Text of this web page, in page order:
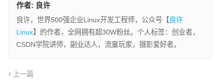
作者: 良许
良许，世界500强企业Linux开发工程师，公众号【 良许
Linux】的作者，全网拥有超30W粉丝。个人标签：创业者，
CSDN学院讲师，副业达人，流量玩家，摄影爱好者。
上一篇